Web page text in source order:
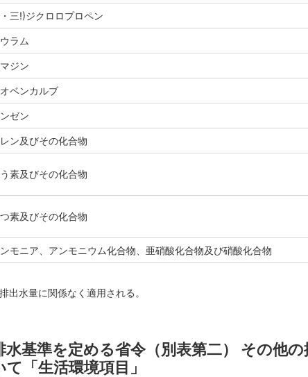
三!)ジクロロプロペン
ラム
ジン
ベンカルブ
ゼン
ン及びその化合物
素及びその化合物
素及びその化合物
モニア、アンモニウム化合物、亜硝酸化合物及び硝酸化合物
排出水量に関係なく適用される。
水基準を定める省令（別表第二） その他
て「生活環境項目」